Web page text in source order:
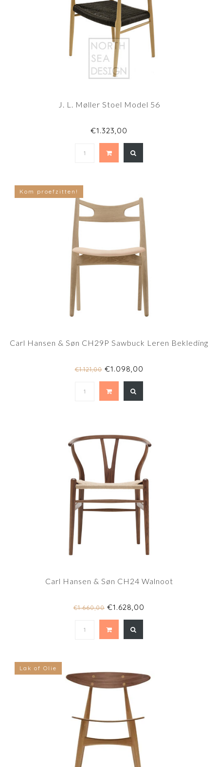
J. L. Møller Stoel Model 56
€1.323,00
Kom proefzitten!
Carl Hansen & Søn CH29P Sawbuck Leren Bekleding
€1.121,00€1.098,00
Carl Hansen & Søn CH24 Walnoot
€1.660,00 €1.628,00
Lak of Olie